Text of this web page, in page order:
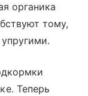
органика
тому,
Теперь